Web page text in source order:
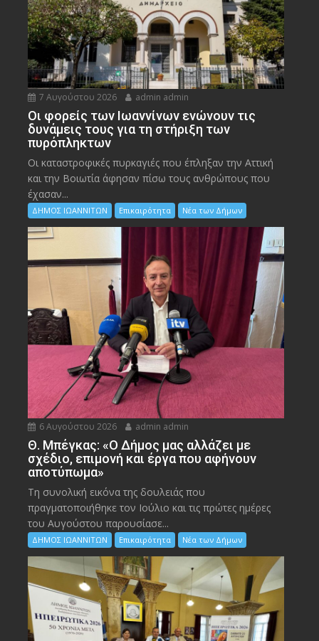
7 Αυγούστου 2026 admin admin
Οι φορείς των Ιωαννίνων ενώνουν τις
δυνάμεις τους για τη στήριξη των
πυρόπληκτων
Οι καταστροφικές πυρκαγιές που έπληξαν την Αττική
και την Bοιωτία άφησαν πίσω τους ανθρώπους που
έχασαν...
ΔΗΜΟΣ ΙΩΑΝΝΙΤΩΝ Επικαιρότητα Νέα των Δήμων
6 Αυγούστου 2026 admin admin
Θ. Μπέγκας: «Ο Δήμος μας αλλάζει με
σχέδιο, επιμονή και έργα που αφήνουν
αποτύπωμα»
Τη συνολική εικόνα της δουλειάς που
πραγματοποιήθηκε τον Ιούλιο και τις πρώτες ημέρες
του Αυγούστου παρουσίασε...
ΔΗΜΟΣ ΙΩΑΝΝΙΤΩΝ Επικαιρότητα Νέα των Δήμων